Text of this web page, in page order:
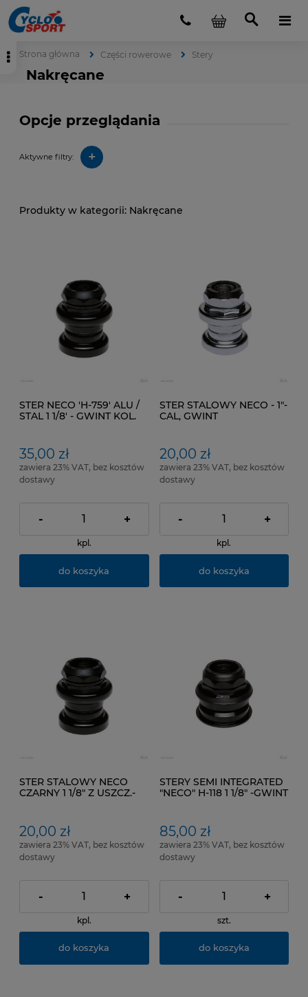
Strona główna Części rowerowe Stery
Nakręcane
Opcje przeglądania
Aktywne filtry: +
Nakręcane
STER NECO 'H-759' ALU /
STAL 1 1/8' - GWINT KOL.
35,00 zł
zawiera 23% VAT, bez kosztów
dostawy
- +
kpl.
do koszyka
STER STALOWY NECO - 1"-
CAL, GWINT
20,00 zł
zawiera 23% VAT, bez kosztów
dostawy
- +
kpl.
do koszyka
STER STALOWY NECO
CZARNY 1 1/8" Z USZCZ.-
20,00 zł
zawiera 23% VAT, bez kosztów
dostawy
- +
kpl.
do koszyka
STERY SEMI INTEGRATED
"NECO" H-118 1 1/8" -GWINT
85,00 zł
zawiera 23% VAT, bez kosztów
dostawy
- +
szt.
do koszyka